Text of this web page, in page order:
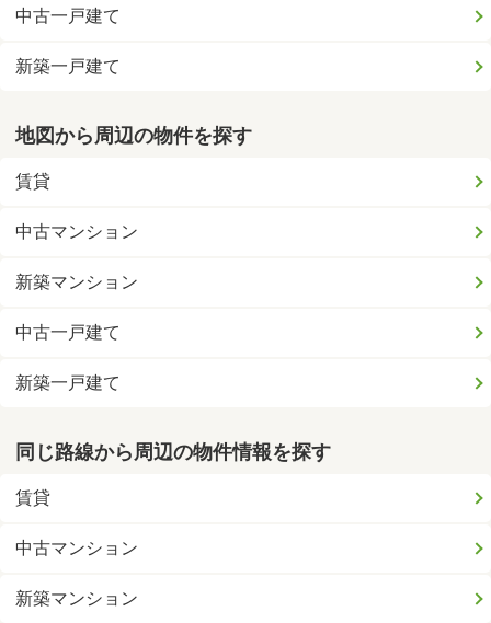
中古一戸建て
新築一戸建て
地図から周辺の物件を探す
賃貸
中古マンション
新築マンション
中古一戸建て
新築一戸建て
同じ路線から周辺の物件情報を探す
賃貸
中古マンション
新築マンション